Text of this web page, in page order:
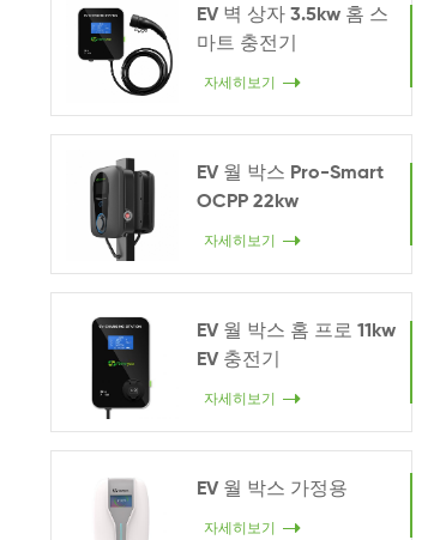
EV 벽 상자 3.5kw 홈 스
마트 충전기
자세히보기
EV 월 박스 Pro-Smart
OCPP 22kw
자세히보기
EV 월 박스 홈 프로 11kw
EV 충전기
자세히보기
EV 월 박스 가정용
자세히보기